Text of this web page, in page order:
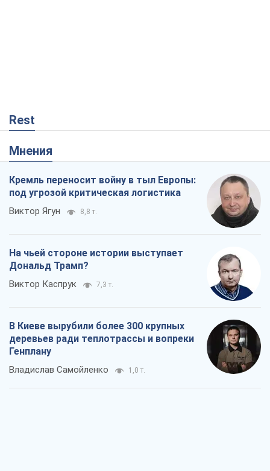
Rest
Мнения
Кремль переносит войну в тыл Европы:
под угрозой критическая логистика
Виктор Ягун 8,8 т.
На чьей стороне истории выступает
Дональд Трамп?
Виктор Каспрук 7,3 т.
В Киеве вырубили более 300 крупных
деревьев ради теплотрассы и вопреки
Генплану
Владислав Самойленко 1,0 т.